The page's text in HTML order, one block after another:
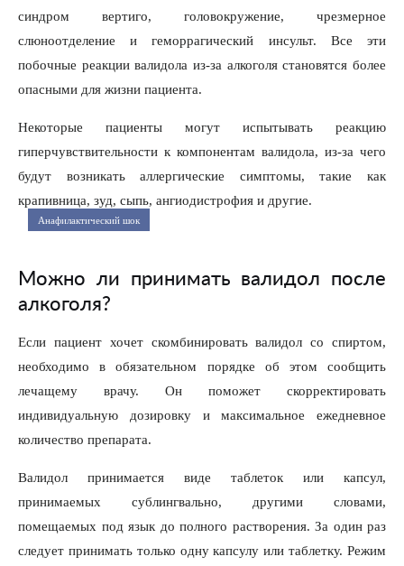
синдром вертиго, головокружение, чрезмерное
слюноотделение и геморрагический инсульт. Все эти
побочные реакции валидола из-за алкоголя становятся более
опасными для жизни пациента.
Некоторые пациенты могут испытывать реакцию
гиперчувствительности к компонентам валидола, из-за чего
будут возникать аллергические симптомы, такие как
крапивница, зуд, сыпь, ангиодистрофия и другие.
Анафилактический шок
Можно ли принимать валидол после
алкоголя?
Если пациент хочет скомбинировать валидол со спиртом,
необходимо в обязательном порядке об этом сообщить
лечащему врачу. Он поможет скорректировать
индивидуальную дозировку и максимальное ежедневное
количество препарата.
Валидол принимается виде таблеток или капсул,
принимаемых сублингвально, другими словами,
помещаемых под язык до полного растворения. За один раз
следует принимать только одну капсулу или таблетку. Режим